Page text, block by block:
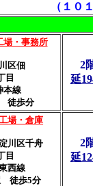
（１０
場・事務所
区佃
目
本線
徒歩分
2
延
場・倉庫
川区千舟
目
西線
徒歩5分
2
延